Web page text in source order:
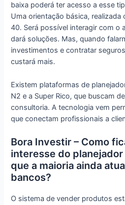
baixa poderá ter acesso a esse
Uma orientação básica, realizada
40. Será possível interagir com o
dará soluções. Mas, quando
investimentos e contratar
custará mais.
Existem plataformas de
N2 e a Super Rico, que buscam
consultoria. A tecnologia vem
que conectam profissionais a
Bora Investir – Como
interesse do
que a maioria ainda
bancos?
O sistema de vender produtos